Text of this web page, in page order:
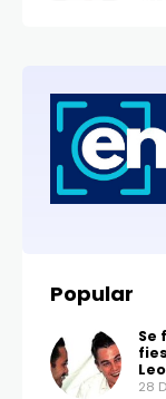
Popular
Se
28